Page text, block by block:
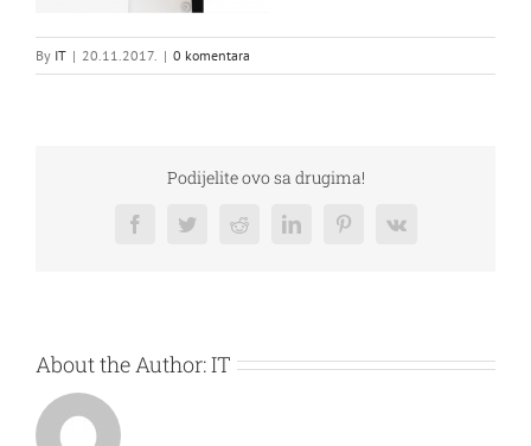
By IT | 20.11.2017. | 0 komentara
Podijelite ovo sa drugima!
FacebookTwitterRedditLinkedInPinterest
Vk
About the Author:IT